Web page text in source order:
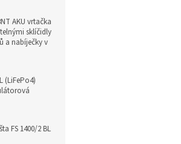
AKU vrtačka
sklíčidly
a nabíječky v
(LiFePo4)
FS 1400/2 BL